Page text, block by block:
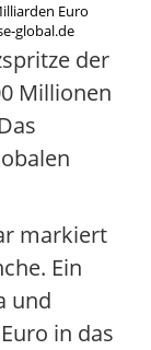
Euro
global.de
der
Millionen
markiert
Ein
und
in das